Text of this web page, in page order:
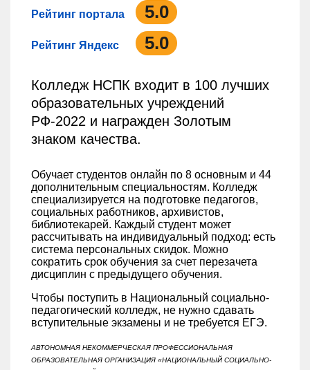
Рейтинг портала 5.0
Рейтинг Яндекс 5.0
Колледж НСПК входит в 100 лучших
образовательных учреждений
РФ-2022 и награжден Золотым
знаком качества.
Обучает студентов онлайн по 8 основным и 44
дополнительным специальностям. Колледж
специализируется на подготовке педагогов,
социальных работников, архивистов,
библиотекарей. Каждый студент может
рассчитывать на индивидуальный подход: есть
система персональных скидок. Можно
сократить срок обучения за счет перезачета
дисциплин с предыдущего обучения.
Чтобы поступить в Национальный социально-
педагогический колледж, не нужно сдавать
вступительные экзамены и не требуется ЕГЭ.
АВТОНОМНАЯ НЕКОММЕРЧЕСКАЯ ПРОФЕССИОНАЛЬНАЯ
ОБРАЗОВАТЕЛЬНАЯ ОРГАНИЗАЦИЯ «НАЦИОНАЛЬНЫЙ СОЦИАЛЬНО-